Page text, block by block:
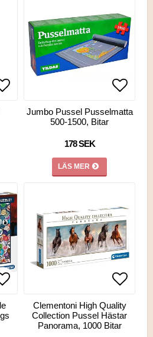
till i favoritlistan
till i favoritlistan
Lägg
Lägg
Jumbo Pussel Pusselmatta
500-1500, Bitar
178 SEK
LÄS MER
till i favoritlistan
till i favoritlistanLägg
Lägg
Clementoni High Quality
Collection Pussel Hästar
Panorama, 1000 Bitar